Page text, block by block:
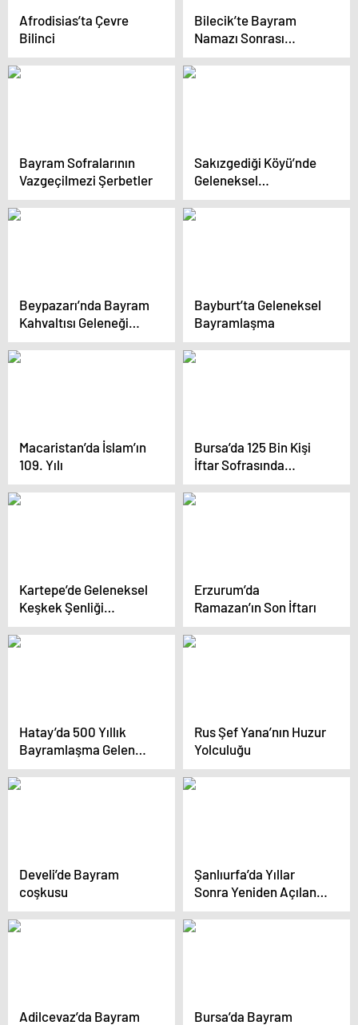
Afrodisias’ta Çevre
Bilinci
Bilecik’te Bayram
Namazı Sonrası
Mezarlık Ziyareti
Geleneği
Bayram Sofralarının
Vazgeçilmezi Şerbetler
Sakızgediği Köyü’nde
Geleneksel
Bayramlaşma
Beypazarı’nda Bayram
Kahvaltısı Geleneği
Devam Ediyor
Bayburt’ta Geleneksel
Bayramlaşma
Macaristan’da İslam’ın
109. Yılı
Bursa’da 125 Bin Kişi
İftar Sofrasında
Buluştu
Kartepe’de Geleneksel
Keşkek Şenliği
Coşkuyla Gerçekleşti
Erzurum’da
Ramazan’ın Son İftarı
Hatay’da 500 Yıllık
Bayramlaşma Geleneği
Devam Ediyor
Rus Şef Yana’nın Huzur
Yolculuğu
Develi’de Bayram
coşkusu
Şanlıurfa’da Yıllar
Sonra Yeniden Açılan
Ramazan Sokağı Sona
Erdi
Adilcevaz’da Bayram
Bursa’da Bayram